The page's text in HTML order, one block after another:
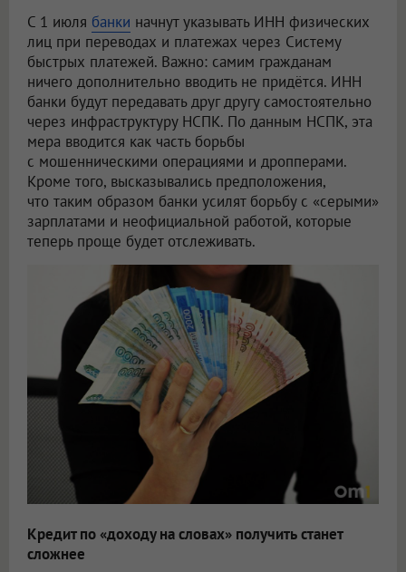
С 1 июля банки начнут указывать ИНН физических
лиц при переводах и платежах через Систему
быстрых платежей. Важно: самим гражданам
ничего дополнительно вводить не придётся. ИНН
банки будут передавать друг другу самостоятельно
через инфраструктуру НСПК. По данным НСПК, эта
мера вводится как часть борьбы
с мошенническими операциями и дропперами.
Кроме того, высказывались предположения,
что таким образом банки усилят борьбу с «серыми»
зарплатами и неофициальной работой, которые
теперь проще будет отслеживать.
Кредит по «доходу на словах» получить станет
сложнее